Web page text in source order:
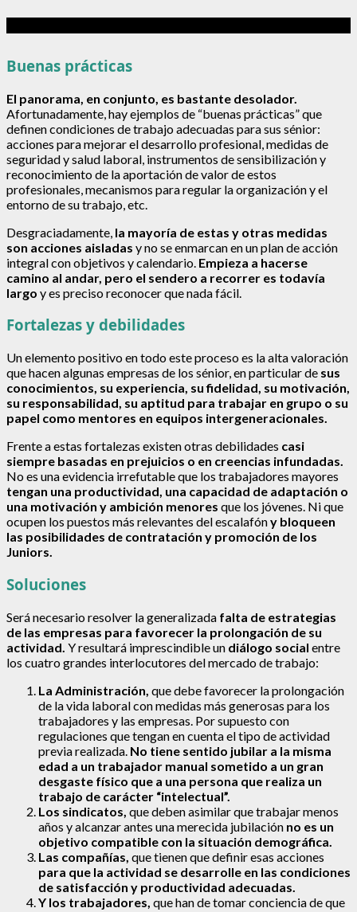
Buenas prácticas
El panorama, en conjunto, es bastante desolador.
Afortunadamente, hay ejemplos de “buenas prácticas” que
definen condiciones de trabajo adecuadas para sus sénior:
acciones para mejorar el desarrollo profesional, medidas de
seguridad y salud laboral, instrumentos de sensibilización y
reconocimiento de la aportación de valor de estos
profesionales, mecanismos para regular la organización y el
entorno de su trabajo, etc.
Desgraciadamente, la mayoría de estas y otras medidas
son acciones aisladas y no se enmarcan en un plan de acción
integral con objetivos y calendario. Empieza a hacerse
camino al andar, pero el sendero a recorrer es todavía
largo y es preciso reconocer que nada fácil.
Fortalezas y debilidades
Un elemento positivo en todo este proceso es la alta valoración
que hacen algunas empresas de los sénior, en particular de sus
conocimientos, su experiencia, su fidelidad, su motivación,
su responsabilidad, su aptitud para trabajar en grupo o su
papel como mentores en equipos intergeneracionales.
Frente a estas fortalezas existen otras debilidades casi
siempre basadas en prejuicios o en creencias infundadas.
No es una evidencia irrefutable que los trabajadores mayores
tengan una productividad, una capacidad de adaptación o
una motivación y ambición menores que los jóvenes. Ni que
ocupen los puestos más relevantes del escalafóny bloqueen
las posibilidades de contratación y promoción de los
Juniors.
Soluciones
Será necesario resolver la generalizada falta de estrategias
de las empresas para favorecer la prolongación de su
actividad. Y resultará imprescindible un diálogo social entre
los cuatro grandes interlocutores del mercado de trabajo:
La Administración, que debe favorecer la prolongación
de la vida laboral con medidas más generosas para los
trabajadores y las empresas. Por supuesto con
regulaciones que tengan en cuenta el tipo de actividad
previa realizada. No tiene sentido jubilar a la misma
edad a un trabajador manual sometido a un gran
desgaste físico que a una persona que realiza un
trabajo de carácter “intelectual”.
Los sindicatos, que deben asimilar que trabajar menos
años y alcanzar antes una merecida jubilación no es un
objetivo compatible con la situación demográfica.
Las compañías, que tienen que definir esas acciones
para que la actividad se desarrolle en las condiciones
de satisfacción y productividad adecuadas.
Y los trabajadores, que han de tomar conciencia de que